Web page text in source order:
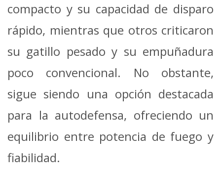
compacto y su capacidad de disparo
rápido, mientras que otros criticaron
su gatillo pesado y su empuñadura
poco convencional. No obstante,
sigue siendo una opción destacada
para la autodefensa, ofreciendo un
equilibrio entre potencia de fuego y
fiabilidad.